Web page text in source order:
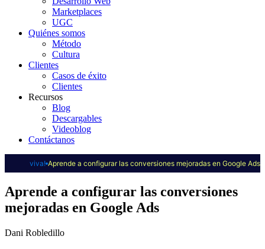
Marketplaces
UGC
Quiénes somos
Método
Cultura
Clientes
Casos de éxito
Clientes
Recursos
Blog
Descargables
Videoblog
Contáctanos
viva! Aprende a configurar las conversiones mejoradas en Google Ads
Aprende a configurar las conversiones
mejoradas en Google Ads
Dani Robledillo